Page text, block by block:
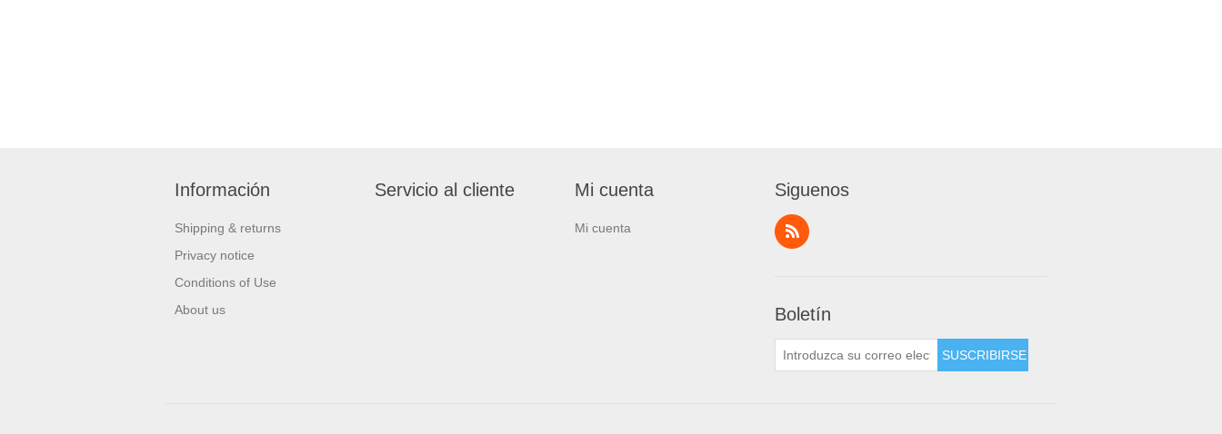
Información
Shipping & returns
Privacy notice
Conditions of Use
About us
Servicio al cliente Mi cuenta
Mi cuenta
Siguenos
Boletín